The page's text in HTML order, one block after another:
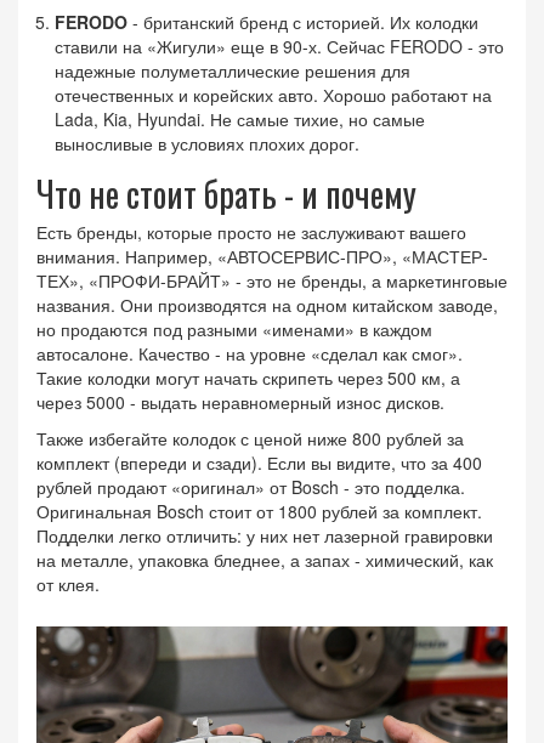
FERODO - британский бренд с историей. Их колодки
ставили на «Жигули» еще в 90-х. Сейчас FERODO - это
надежные полуметаллические решения для
отечественных и корейских авто. Хорошо работают на
Lada, Kia, Hyundai. Не самые тихие, но самые
выносливые в условиях плохих дорог.
Что не стоит брать - и почему
Есть бренды, которые просто не заслуживают вашего
внимания. Например, «АВТОСЕРВИС-ПРО», «МАСТЕР-
ТЕХ», «ПРОФИ-БРАЙТ» - это не бренды, а маркетинговые
названия. Они производятся на одном китайском заводе,
но продаются под разными «именами» в каждом
автосалоне. Качество - на уровне «сделал как смог».
Такие колодки могут начать скрипеть через 500 км, а
через 5000 - выдать неравномерный износ дисков.
Также избегайте колодок с ценой ниже 800 рублей за
комплект (впереди и сзади). Если вы видите, что за 400
рублей продают «оригинал» от Bosch - это подделка.
Оригинальная Bosch стоит от 1800 рублей за комплект.
Подделки легко отличить: у них нет лазерной гравировки
на металле, упаковка бледнее, а запах - химический, как
от клея.